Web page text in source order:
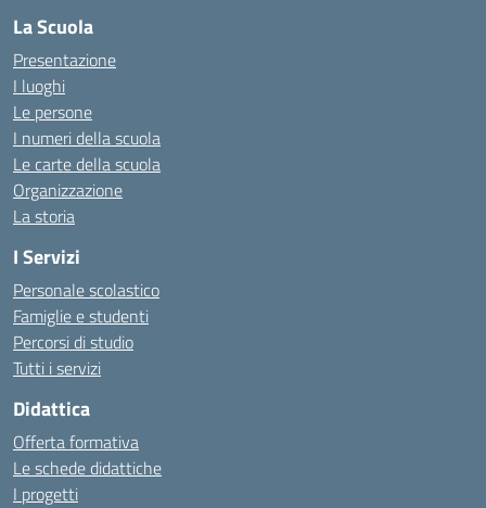
La Scuola
Presentazione
I luoghi
Le persone
I numeri della scuola
Le carte della scuola
Organizzazione
La storia
I Servizi
Personale scolastico
Famiglie e studenti
Percorsi di studio
Tutti i servizi
Didattica
Offerta formativa
Le schede didattiche
I progetti